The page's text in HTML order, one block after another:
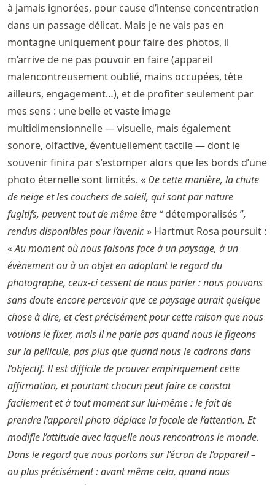
à jamais ignorées, pour cause d’intense concentration
dans un passage délicat. Mais je ne vais pas en
montagne uniquement pour faire des photos, il
m’arrive de ne pas pouvoir en faire (appareil
malencontreusement oublié, mains occupées, tête
ailleurs, engagement…), et de profiter seulement par
mes sens : une belle et vaste image
multidimensionnelle — visuelle, mais également
sonore, olfactive, éventuellement tactile — dont le
souvenir finira par s’estomper alors que les bords d’une
photo éternelle sont limités. «De cette manière, la chute
de neige et les couchers de soleil, qui sont par nature
fugitifs, peuvent tout de même être “détemporalisés ”,
rendus disponibles pour l’avenir. » Hartmut Rosa poursuit :
«Au moment où nous faisons face à un paysage, à un
évènement ou à un objet en adoptant le regard du
photographe, ceux-ci cessent de nous parler : nous pouvons
sans doute encore percevoir que ce paysage aurait quelque
chose à dire, et c’est précisément pour cette raison que nous
voulons le fixer, mais il ne parle pas quand nous le figeons
sur la pellicule, pas plus que quand nous le cadrons dans
l’objectif. Il est difficile de prouver empiriquement cette
affirmation, et pourtant chacun peut faire ce constat
facilement et à tout moment sur lui-même : le fait de
prendre l’appareil photo déplace la focale de l’attention. Et
modifie l’attitude avec laquelle nous rencontrons le monde.
Dans le regard que nous portons sur l’écran de l’appareil –
ou plus précisément : avant même cela, quand nous